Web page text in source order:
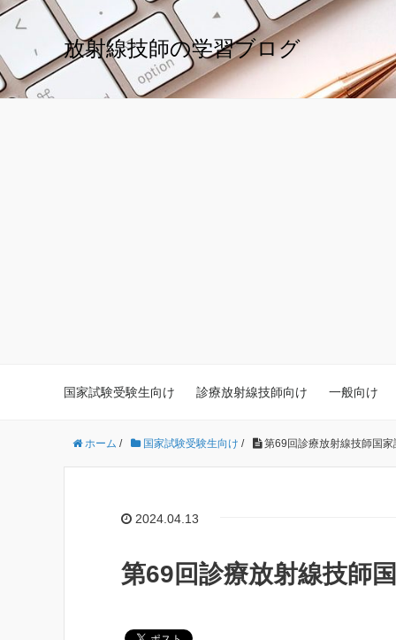
放射線技師の学習ブログ
国家試験受験生向け 診療放射線技師向け 一般向け
ホーム / 国家試験受験生向け / 第69回診療放射線技師国
2024.04.13
第69回診療放射線技師